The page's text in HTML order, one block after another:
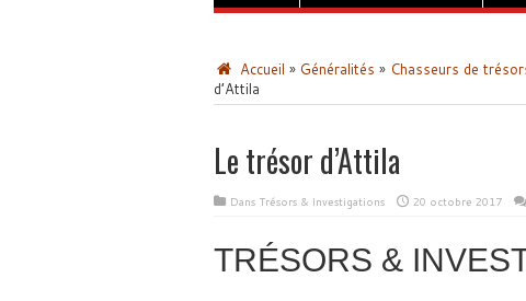
Accueil » Généralités » Chasseurs de
d’Attila
Le trésor d’Attila
Dans Trésors & Investigations 20 octobre 2017
TRÉSORS &